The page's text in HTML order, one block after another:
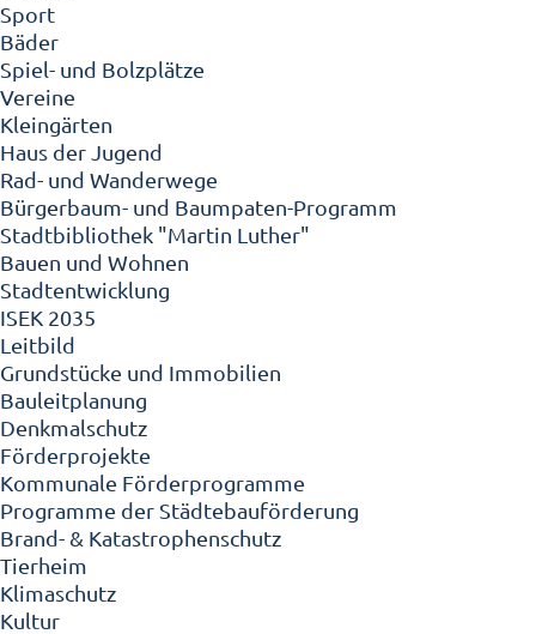
Sport
Bäder
Spiel- und Bolzplätze
Vereine
Kleingärten
Haus der Jugend
Rad- und Wanderwege
Bürgerbaum- und Baumpaten-Programm
Stadtbibliothek "Martin Luther"
Bauen und Wohnen
Stadtentwicklung
ISEK 2035
Leitbild
Grundstücke und Immobilien
Bauleitplanung
Denkmalschutz
Förderprojekte
Kommunale Förderprogramme
Programme der Städtebauförderung
Brand- & Katastrophenschutz
Tierheim
Klimaschutz
Kultur